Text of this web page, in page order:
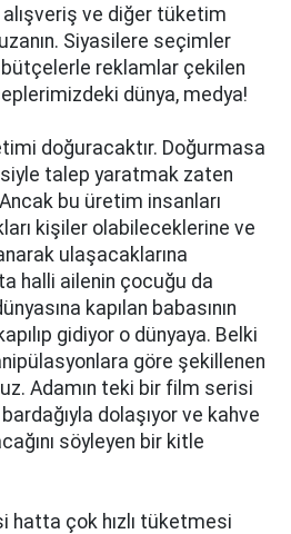
alışveriş ve diğer tüketim
Siyasilere seçimler
bütçelerle reklamlar çekilen
dünya, medya!
doğuracaktır. Doğurmasa
talep yaratmak zaten
bu üretim insanları
kişiler olabileceklerine ve
ulaşacaklarına
halli ailenin çocuğu da
kapılan babasının
gidiyor o dünyaya. Belki
göre şekillenen
Adamın teki bir film serisi
dolaşıyor ve kahve
söyleyen bir kitle
hatta çok hızlı tüketmesi